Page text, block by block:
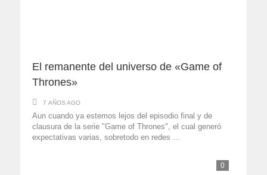
El remanente del universo de «Game of
Thrones»
7 AÑOS AGO
Aun cuando ya estemos lejos del episodio final y de
clausura de la serie "Game of Thrones", el cual generó
expectativas varias, sobretodo en redes ...
0